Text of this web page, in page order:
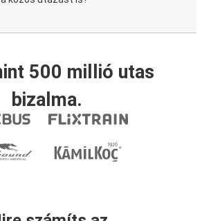
500 millió utas
bizalma.